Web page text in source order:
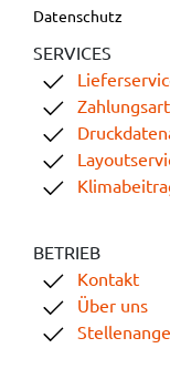
Datenschutz
SERVICES
BETRIEB
Kontakt
Über uns